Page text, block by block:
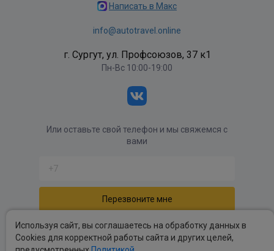
Написать в Макс
info@autotravel.online
г. Сургут, ул. Профсоюзов, 37 к1
Пн-Вс 10:00-19:00
Или оставьте свой телефон и мы свяжемся с
вами
Отправляя форму вы соглашаетесь сполитикой
обработки персональных данных.
Используя сайт, вы соглашаетесь на обработку данных в
Cookies для корректной работы сайта и других целей,